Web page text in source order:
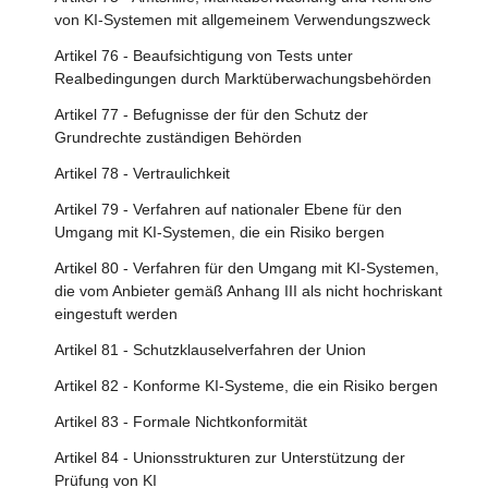
Artikel 21 - Zusammenarbeit mit den zuständigen
Artikel 22 - Bevollmächtigte der Anbieter von Hochrisiko-
Artikel 24 - Pflichten der Händler
Artikel 25 - Verantwortlichkeiten entlang der KI-
Wertschöpfungskette
Artikel 26 - Pflichten der Betreiber von Hochrisiko-KI-
Systemen
Artikel 27 - Grundrechte-Folgenabschätzung für
Abschnitt 4 - Notifizierende Behörden und notifizierte
Stellen
von KI-Systemen mit allgemeinem Verwendungszweck
Artikel 76 - Beaufsichtigung von Tests unter
Realbedingungen durch Marktüberwachungsbehörden
Artikel 77 - Befugnisse der für den Schutz der
Grundrechte zuständigen Behörden
Artikel 78 - Vertraulichkeit
Artikel 79 - Verfahren auf nationaler Ebene für den
Umgang mit KI-Systemen, die ein Risiko bergen
Artikel 80 - Verfahren für den Umgang mit KI-Systemen,
die vom Anbieter gemäß Anhang III als nicht hochriskant
eingestuft werden
Artikel 81 - Schutzklauselverfahren der Union
Artikel 82 - Konforme KI-Systeme, die ein Risiko bergen
Artikel 83 - Formale Nichtkonformität
Artikel 84 - Unionsstrukturen zur Unterstützung der
Prüfung von KI